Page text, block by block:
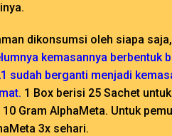
dikonsumsi oleh siapa
kemasannya berbentuk
sudah berganti menjadi
1 Box berisi 25 Sachet
Gram AlphaMeta. Untuk
3x sehari.